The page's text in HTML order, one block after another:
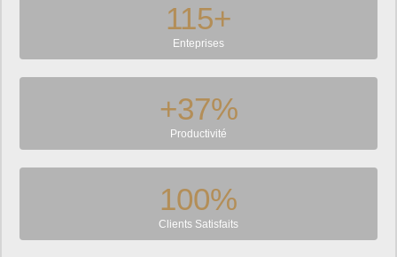
Enteprises
115+
Productivité
+37%
Clients Satisfaits
100%